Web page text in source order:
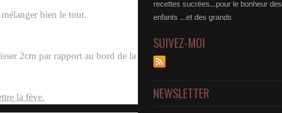
bien le tout.
2cm par rapport au bord de la
la fève.
recettes sucrées...pour le bonheur des
enfants ...et des grands
SUIVEZ-MOI
NEWSLETTER